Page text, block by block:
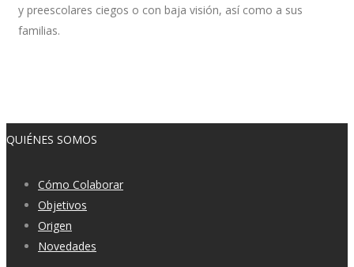
y preescolares ciegos o con baja visión, así como a sus
familias.
QUIÉNES SOMOS
Cómo Colaborar
Objetivos
Origen
Novedades